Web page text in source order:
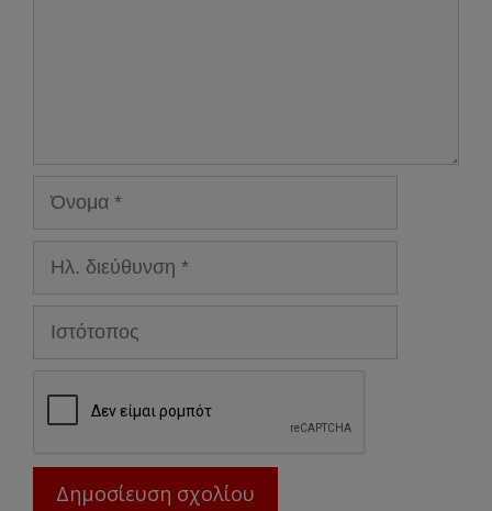
Όνομα
Ηλ.
διεύθυνση
Ιστότοπος